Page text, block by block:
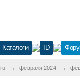
Каталоги ID
→ февраля 2024 →